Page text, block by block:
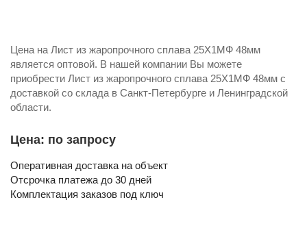
Цена на Лист из жаропрочного сплава 25Х1МФ 48мм
является оптовой. В нашей компании Вы можете
приобрести Лист из жаропрочного сплава 25Х1МФ 48мм с
доставкой со склада в Санкт-Петербурге и Ленинградской
области.
Цена: по запросу
Оперативная доставка на объект
Отсрочка платежа до 30 дней
Комплектация заказов под ключ